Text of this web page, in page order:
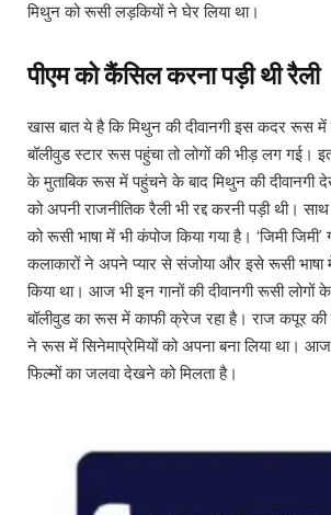
मिथुन को रूसी लड़कियों ने घेर लिया था।
पीएम को कैंसिल करना पड़ी थी रैली
खास बात ये है कि मिथुन की दीवानगी इस कदर रूस में
बॉलीवुड स्टार रूस पहुंचा तो लोगों की भीड़ लग गई।
के मुताबिक रूस में पहुंचने के बाद मिथुन की दीवानगी
को अपनी राजनीतिक रैली भी रद्द करनी पड़ी थी।
को रूसी भाषा में भी कंपोज किया गया है। ‘जिमी
कलाकारों ने अपने प्यार से संजोया और इसे रूसी
किया था। आज भी इन गानों की दीवानगी रूसी लोगों
बॉलीवुड का रूस में काफी क्रेज रहा है। राज कपूर की
ने रूस में सिनेमाप्रेमियों को अपना बना लिया था। आज
फिल्मों का जलवा देखने को मिलता है।